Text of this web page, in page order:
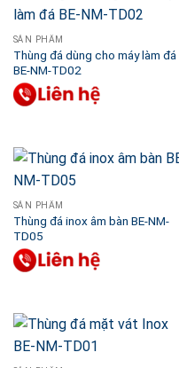
SẢN PHẨM
Thùng đá dùng cho máy làm đá
BE-NM-TD02
SẢN PHẨM
Thùng đá inox âm bàn BE-NM-
TD05